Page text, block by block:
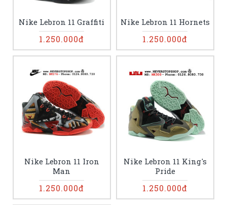
Nike Lebron 11 Graffiti
1.250.000đ
Nike Lebron 11 Hornets
1.250.000đ
Nike Lebron 11 Iron
Man
1.250.000đ
Nike Lebron 11 King's
Pride
1.250.000đ